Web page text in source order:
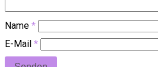
Name *
E-Mail *